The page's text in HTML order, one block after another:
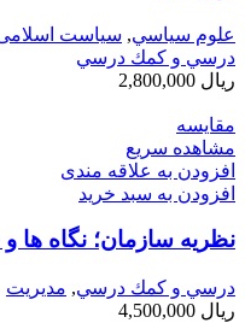
علوم سياسي, سیاست
درسي و كمك درسي
ریال
مقایسه
مشاهده سریع
افزودن به علاقه مندی
افزودن به سبد خرید
نظریه سازمان؛ نگاه ها
درسي و كمك درسي, مديريت
ریال